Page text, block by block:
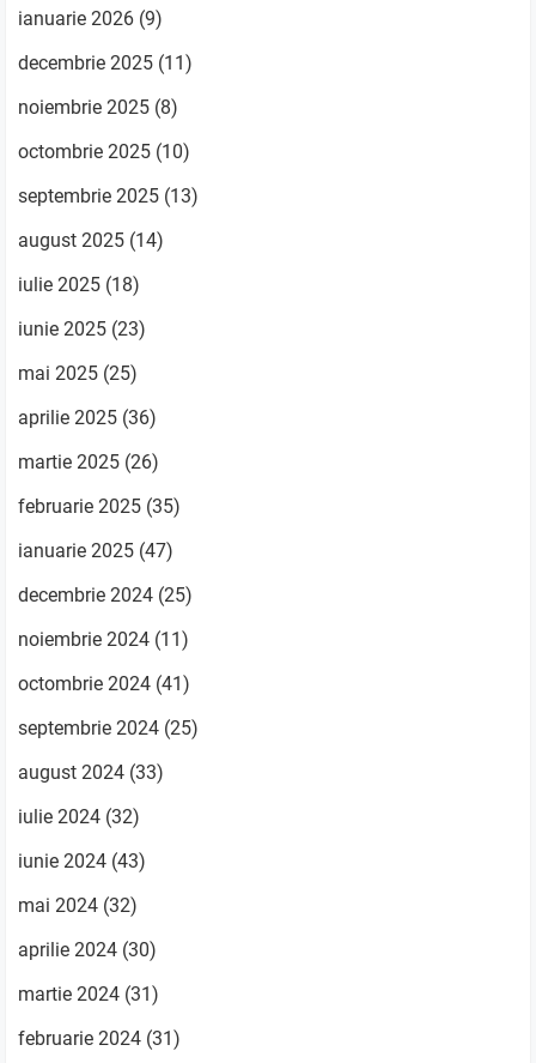
ianuarie 2026 (9)
decembrie 2025 (11)
noiembrie 2025 (8)
octombrie 2025 (10)
septembrie 2025 (13)
august 2025 (14)
iulie 2025 (18)
iunie 2025 (23)
mai 2025 (25)
aprilie 2025 (36)
martie 2025 (26)
februarie 2025 (35)
ianuarie 2025 (47)
decembrie 2024 (25)
noiembrie 2024 (11)
octombrie 2024 (41)
septembrie 2024 (25)
august 2024 (33)
iulie 2024 (32)
iunie 2024 (43)
mai 2024 (32)
aprilie 2024 (30)
martie 2024 (31)
februarie 2024 (31)